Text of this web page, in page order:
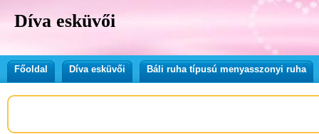
Díva esküvői
Főoldal Díva esküvői Báli ruha típusú menyasszonyi ruha